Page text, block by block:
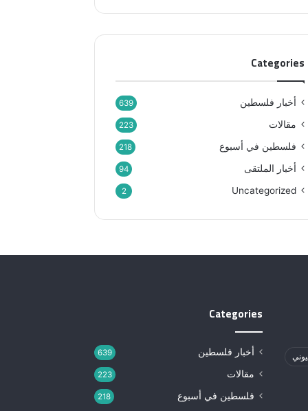
Categories
أخبار فلسطين 639
مقالات 223
فلسطين في أسبوع 218
أخبار الملتقى 94
Uncategorized
2
Categories
أخبار فلسطين 639
مقالات 223
فلسطين في أسبوع 218